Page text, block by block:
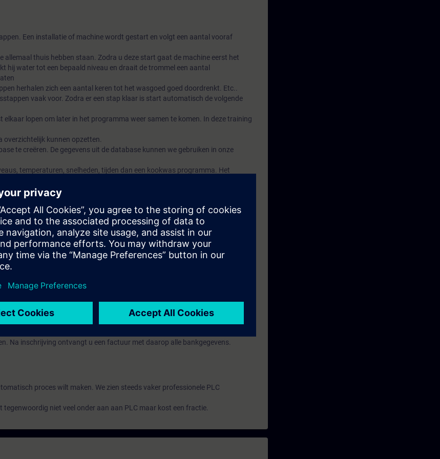
Een installatie of machine wordt gestart en volgt een aantal vooraf
allemaal thuis hebben staan. Zodra u deze start gaat de machine eerst het
hij water tot een bepaald niveau en draait de trommel een aantal
herhalen zich een aantal keren tot het wasgoed goed doordrenkt. Etc..
vaak voor. Zodra er een stap klaar is start automatisch de volgende
elkaar lopen om later in het programma weer samen te komen. In deze training
kunnen opzetten.
te creëren. De gegevens uit de database kunnen we gebruiken in onze
temperaturen, snelheden, tijden dan een kookwas programma. Het
en regeltechniek toepassen. Dit gebruiken we om bij verwarmen, koelen en
aantoonbare ervaring.
over een groot aantal praktijkgerichte opdrachten zodat u de leerstof
waardoor u veel persoonlijke aandacht krijgt.
Na inschrijving ontvangt u een factuur met daarop alle bankgegevens.
proces wilt maken. We zien steeds vaker professionele PLC
tegenwoordig niet veel onder aan aan PLC maar kost een fractie.